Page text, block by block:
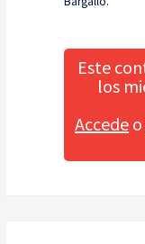
Este
los
Accede o